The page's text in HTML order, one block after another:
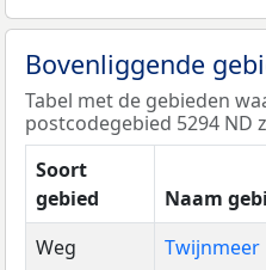
Bovenliggende
Tabel met de gebieden
postcodegebied 5294 ND
Soort
gebied
Naam
Weg
Twijnmeer